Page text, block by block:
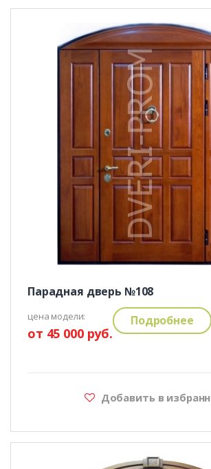
Парадная дверь №108
цена модели:
от 45 000 руб.
Подробнее
Добавить в